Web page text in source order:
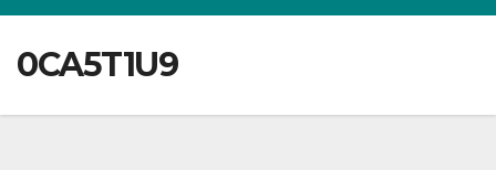
0CA5T1U9